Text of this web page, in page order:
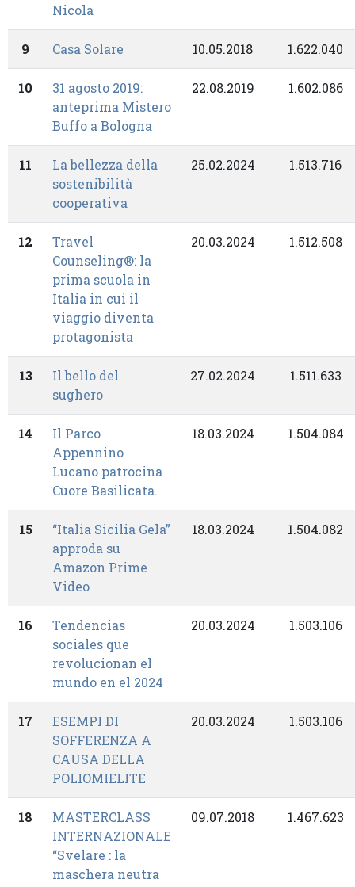
Nicola
9 Casa Solare 10.05.2018 1.622.040
10
31 agosto 2019:
anteprima Mistero
Buffo a Bologna
22.08.2019 1.602.086
11
La bellezza della
sostenibilità
cooperativa
25.02.2024 1.513.716
12
Travel
Counseling®: la
prima scuola in
Italia in cui il
viaggio diventa
protagonista
20.03.2024 1.512.508
13
Il bello del
sughero
27.02.2024 1.511.633
14
Il Parco
Appennino
Lucano patrocina
Cuore Basilicata.
18.03.2024 1.504.084
15
“Italia Sicilia Gela”
approda su
Amazon Prime
Video
18.03.2024 1.504.082
16
Tendencias
sociales que
revolucionan el
mundo en el 2024
20.03.2024 1.503.106
17
ESEMPI DI
SOFFERENZA A
CAUSA DELLA
POLIOMIELITE
20.03.2024 1.503.106
18
MASTERCLASS
INTERNAZIONALE
“Svelare : la
maschera neutra
09.07.2018 1.467.623